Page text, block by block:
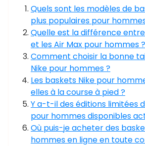
Quels sont les modèles de
plus populaires pour
Quelle est la différence entre
et les Air Max pour hommes ?
Comment choisir la bonne
Nike pour hommes ?
Les baskets Nike pour
elles à la course à pied ?
Y a-t-il des éditions limitées
pour hommes disponibles
Où puis-je acheter des
hommes en ligne en toute